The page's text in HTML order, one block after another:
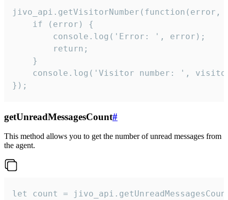
jivo_api.getVisitorNumber(function(error,
    if (error) {
        console.log('Error: ', error);
        return;
    }
console.log('Visitor number: ',
});
getUnreadMessagesCount#
This method allows you to get the number of unread messages from
the agent.
let count =